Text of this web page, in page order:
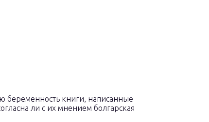
беременность книги, написанные
ли с их мнением болгарская